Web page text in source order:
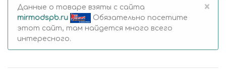
Данные о товаре взяты с сайта
mirmodspb.ru
Обязательно посетите
этот сайт, там найдется много всего
интересного.
×